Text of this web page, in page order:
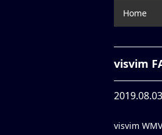
Home
visvim
visvim